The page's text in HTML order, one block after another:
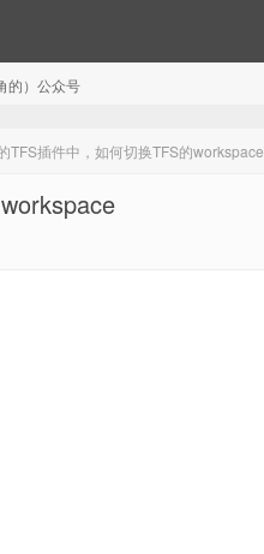
的）公众号
TFS插件中，如何切换TFS的workspace